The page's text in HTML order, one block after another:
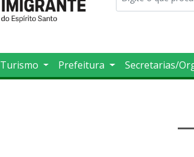
Turismo Prefeitura Secretarias/